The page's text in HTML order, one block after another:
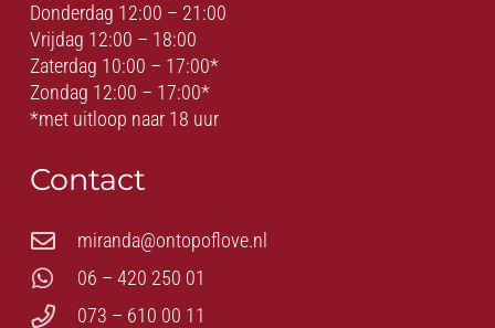
Donderdag 12:00 – 21:00
Vrijdag 12:00 – 18:00
Zaterdag 10:00 – 17:00*
Zondag 12:00 – 17:00*
*met uitloop naar 18 uur
Contact
miranda@ontopoflove.nl
06 – 420 250 01
073 – 610 00 11